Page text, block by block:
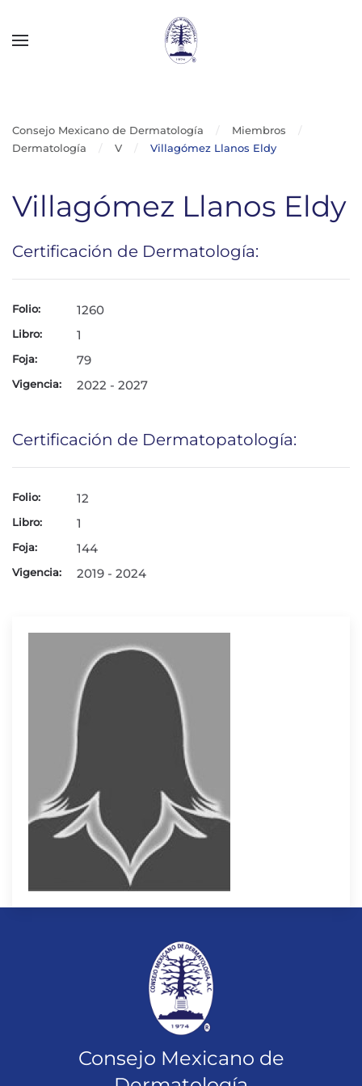
Consejo Mexicano de Dermatología
Miembros
Dermatología
V Villagómez Llanos Eldy
Villagómez Llanos Eldy
Certificación de Dermatología:
Folio: 1260
Libro: 1
Foja: 79
Vigencia: 2022 - 2027
Certificación de Dermatopatología:
Folio: 12
Libro: 1
Foja: 144
Vigencia: 2019 - 2024
Consejo Mexicano de